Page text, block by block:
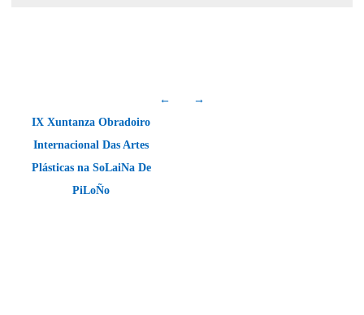
←
IX Xuntanza Obradoiro
Internacional Das Artes
Plásticas na SoLaiNa De
PiLoÑo
→